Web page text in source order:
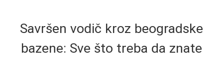
Savršen vodič kroz beogradske
bazene: Sve što treba da znate